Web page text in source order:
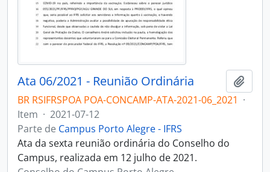
Ata 06/2021 - Reunião Ordinária
BR RSIFRSPOA POA-CONCAMP-ATA-2021-06_2021 ·
Item · 2021-07-12
Parte de Campus Porto Alegre - IFRS
Ata da sexta reunião ordinária do Conselho do
Campus, realizada em 12 julho de 2021.